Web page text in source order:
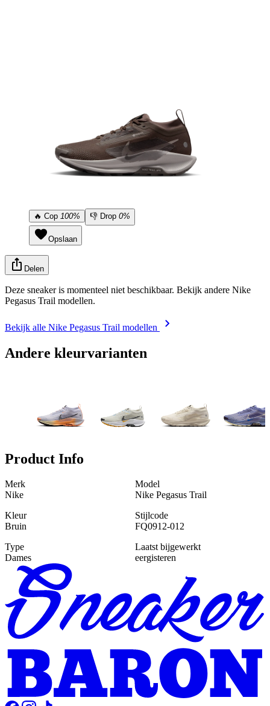
🔥 Cop 100% 👎 Drop 0%
Opslaan
Delen
Deze sneaker is momenteel niet beschikbaar. Bekijk andere Nike
Pegasus Trail modellen.
Bekijk alle Nike Pegasus Trail modellen
Andere kleurvarianten
Product Info
Merk
Nike
Model
Nike Pegasus Trail
Kleur
Bruin
Stijlcode
FQ0912-012
Type
Dames
Laatst bijgewerkt
eergisteren